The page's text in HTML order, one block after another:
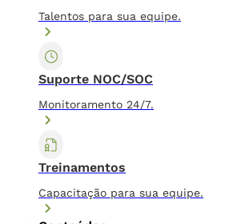
Talentos para sua equipe.
Suporte NOC/SOC
Monitoramento 24/7.
Treinamentos
Capacitação para sua equipe.